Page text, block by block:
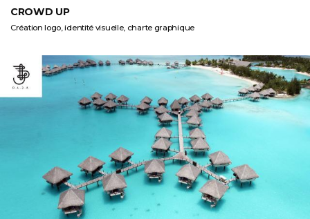
CROWD UP
Création logo, identité visuelle, charte graphique